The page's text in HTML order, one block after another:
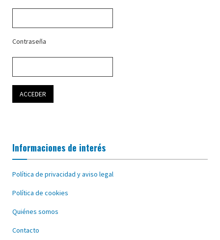
Contraseña
Informaciones de interés
Política de privacidad y aviso legal
Política de cookies
Quiénes somos
Contacto